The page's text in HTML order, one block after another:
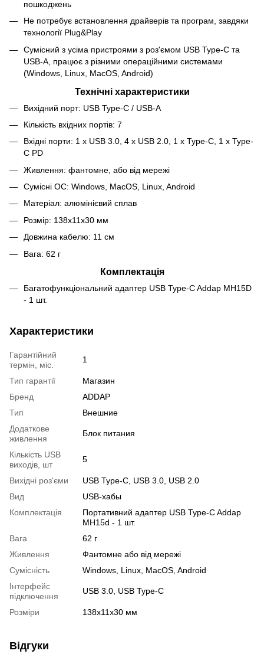
пошкоджень
Не потребує встановлення драйверів та програм, завдяки
технології Plug&Play
Сумісний з усіма пристроями з роз'ємом USB Type-C та
USB-A, працює з різними операційними системами
(Windows, Linux, MacOS, Android)
Технічні характеристики
Вихідний порт: USB Type-C / USB-A
Кількість вхідних портів: 7
Вхідні порти: 1 x USB 3.0, 4 x USB 2.0, 1 x Type-C, 1 x Type-
C PD
Живлення: фантомне, або від мережі
Сумісні ОС: Windows, MacOS, Linux, Android
Матеріал: алюмінієвий сплав
Розмір: 138х11х30 мм
Довжина кабелю: 11 см
Вага: 62 г
Комплектація
Багатофункціональний адаптер USB Type-C Addap MH15D
- 1 шт.
Характеристики
Гарантійний
термін, міс.
1
Тип гарантії
Магазин
Бренд
ADDAP
Тип
Внешние
Додаткове
живлення
Блок питания
Кількість USB
виходів, шт
5
Вихідні роз'єми
USB Type-C, USB 3.0, USB 2.0
Вид
USB-хабы
Комплектація
Портативний адаптер USB Type-C Addap
MH15d - 1 шт.
Вага
62 г
Живлення
Фантомне або від мережі
Сумісність
Windows, Linux, MacOS, Android
Інтерфейс
підключення
USB 3.0, USB Type-C
Розміри 138х11х30 мм
Відгуки